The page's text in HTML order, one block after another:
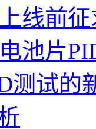
线前
池片
测试的